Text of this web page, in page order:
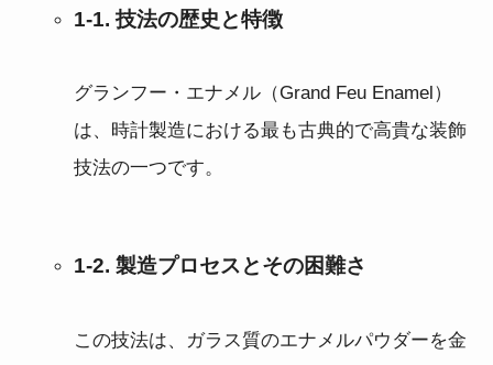
1-1. 技法の歴史と特徴
グランフー・エナメル（Grand Feu Enamel）
は、時計製造における最も古典的で高貴な装飾
技法の一つです。
1-2. 製造プロセスとその困難さ
この技法は、ガラス質のエナメルパウダーを金